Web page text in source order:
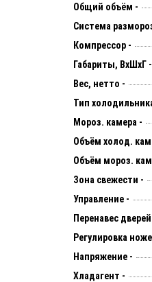
Общий объём -
Система
Компрессор -
Габариты, ВхШхГ -
Вес, нетто -
Тип
Мороз. камера -
Объём холод.
Объём мороз.
Зона свежести -
Управление -
Перенавес
Регулировка
Напряжение -
Хладагент -